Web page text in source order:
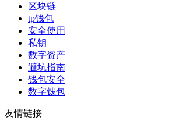
区块链
tp钱包
安全使用
私钥
数字资产
避坑指南
钱包安全
数字钱包
友情链接